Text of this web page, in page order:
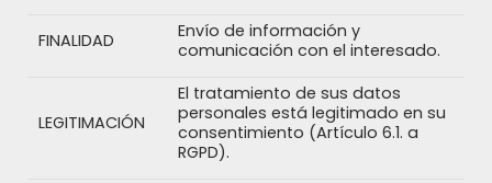
FINALIDAD
Envío de información y
comunicación con el interesado.
LEGITIMACIÓN
El tratamiento de sus datos
personales está legitimado en su
consentimiento (Artículo 6.1. a
RGPD).